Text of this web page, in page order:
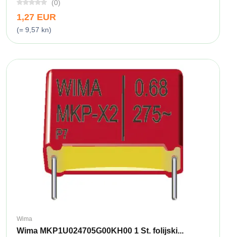
(0)
1,27 EUR
(= 9,57 kn)
Wima
Wima MKP1U024705G00KH00 1 St. folijski...